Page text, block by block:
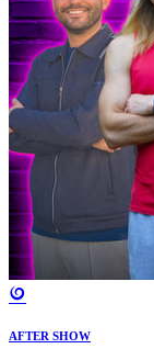
AFTER SHOW